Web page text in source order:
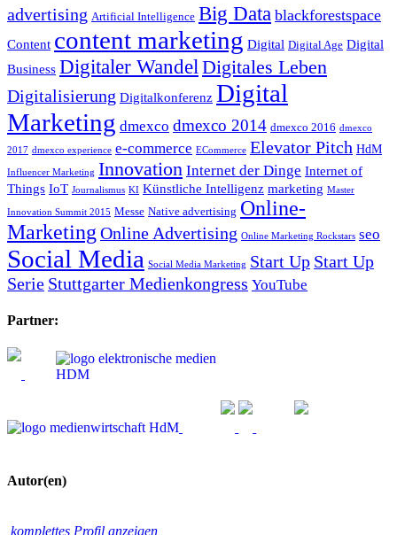
advertising Artificial Intelligence Big Data blackforestspace
Content content marketing Digital Digital Age Digital
Business Digitaler Wandel Digitales Leben
Digitalisierung Digitalkonferenz Digital
Marketing dmexco dmexco 2014 dmexco 2016 dmexco
2017 dmexco experience e-commerce ECommerce Elevator Pitch HdM
Influencer Marketing Innovation Internet der Dinge Internet of
Things IoT Journalismus KI Künstliche Intelligenz marketing Master
Innovation Summit 2015 Messe Native advertising Online-
Marketing Online Advertising Online Marketing Rockstars seo
Social Media Social Media Marketing Start Up Start Up
Serie Stuttgarter Medienkongress YouTube
Partner:
Autor(en)
komplettes Profil anzeigen